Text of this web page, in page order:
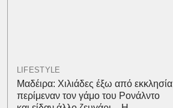
LIFESTYLE
Μαδέιρα: Χιλιάδες έξω από εκκλησία
περίμεναν τον γάμο του Ρονάλντο